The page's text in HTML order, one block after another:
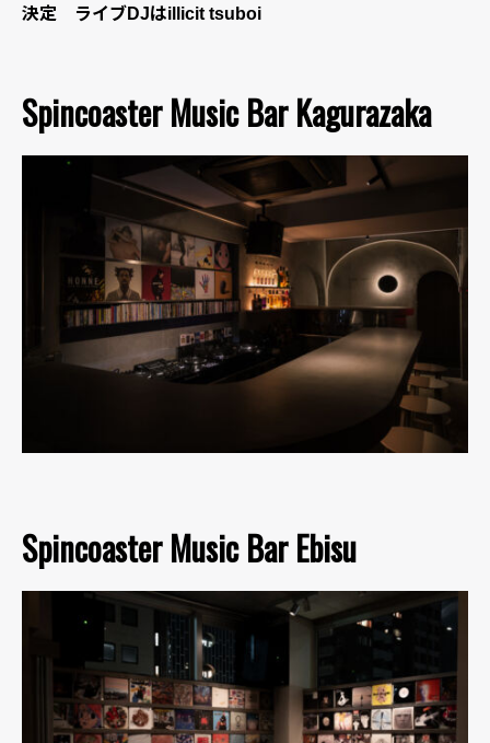
決定 ライブDJはillicit tsuboi
Spincoaster Music Bar Kagurazaka
Spincoaster Music Bar Ebisu